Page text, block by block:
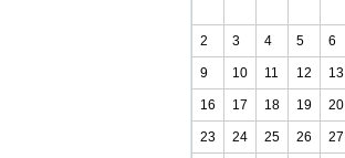
2 3 4 5 6
9 10 11 12 13
16 17 18 19 20
23 24 25 26 27